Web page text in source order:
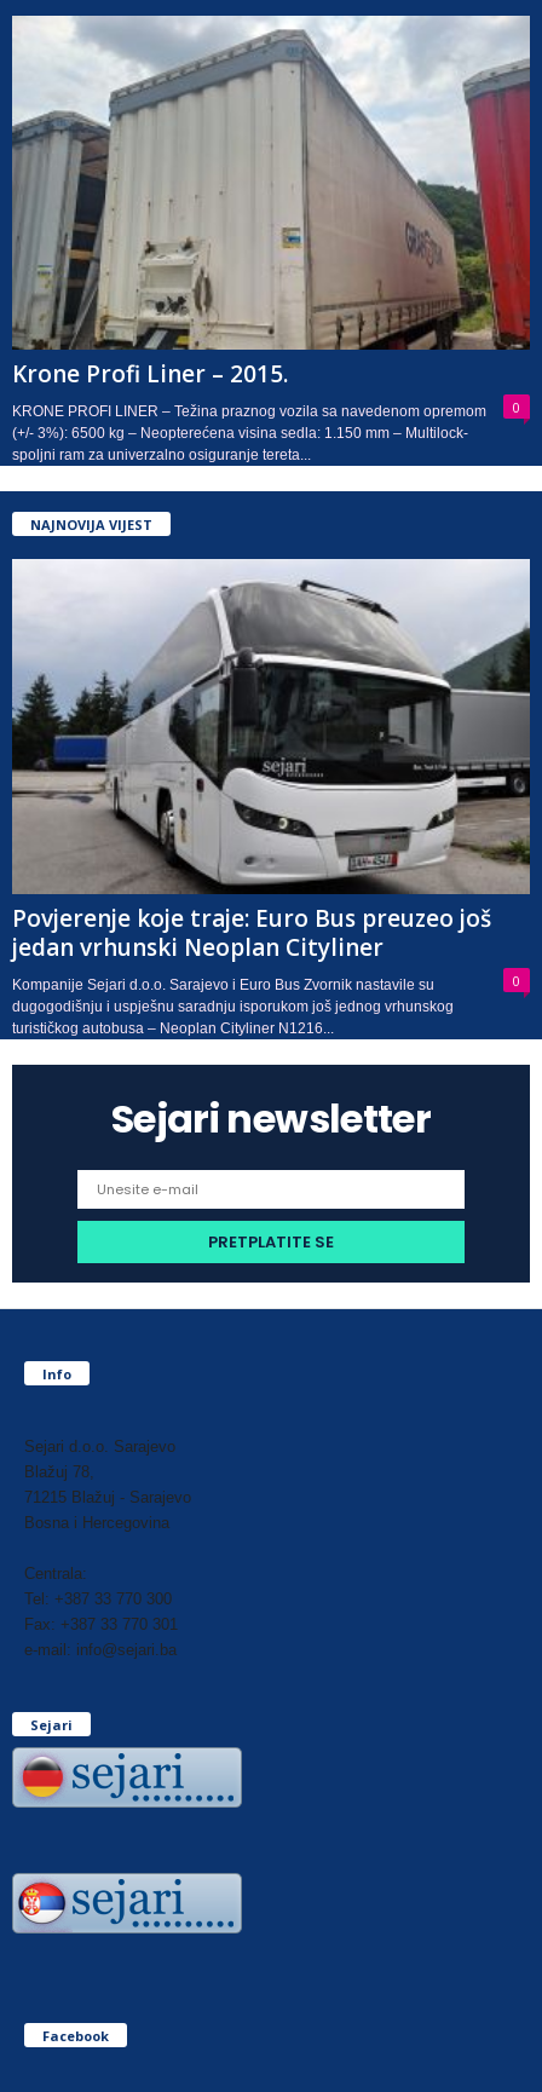
Krone Profi Liner – 2015.
0
KRONE PROFI LINER – Težina praznog vozila sa navedenom opremom
(+/- 3%): 6500 kg – Neopterećena visina sedla: 1.150 mm – Multilock-
spoljni ram za univerzalno osiguranje tereta...
NAJNOVIJA VIJEST
Povjerenje koje traje: Euro Bus preuzeo još
jedan vrhunski Neoplan Cityliner
0
Kompanije Sejari d.o.o. Sarajevo i Euro Bus Zvornik nastavile su
dugogodišnju i uspješnu saradnju isporukom još jednog vrhunskog
turističkog autobusa – Neoplan Cityliner N1216...
Sejari newsletter
Info
Sejari d.o.o. Sarajevo
Blažuj 78,
71215 Blažuj - Sarajevo
Bosna i Hercegovina
Centrala:
Tel: +387 33 770 300
Fax: +387 33 770 301
e-mail: info@sejari.ba
Sejari
Facebook